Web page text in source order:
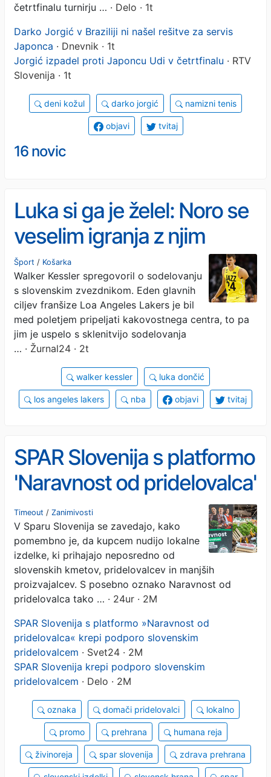
četrtfinalu turnirju … · Delo · 1t
Darko Jorgić v Braziliji ni našel rešitve za servis
Japonca · Dnevnik · 1t
Jorgić izpadel proti Japoncu Udi v četrtfinalu · RTV
Slovenija · 1t
deni kožul darko jorgić namizni tenis
objavi tvitaj
16 novic
Luka si ga je želel: Noro se
veselim igranja z njim
Šport / Košarka
Walker Kessler spregovoril o sodelovanju
s slovenskim zvezdnikom. Eden glavnih
ciljev franšize Loa Angeles Lakers je bil
med poletjem pripeljati kakovostnega centra, to pa
jim je uspelo s sklenitvijo sodelovanja
… · Žurnal24 · 2t
walker kessler luka dončić
los angeles lakers nba objavi tvitaj
SPAR Slovenija s platformo
'Naravnost od pridelovalca'
krepi podporo slovenskim
pridelovalcem
Timeout / Zanimivosti
V Sparu Slovenija se zavedajo, kako
pomembno je, da kupcem nudijo lokalne
izdelke, ki prihajajo neposredno od
slovenskih kmetov, pridelovalcev in manjših
proizvajalcev. S posebno oznako Naravnost od
pridelovalca tako … · 24ur · 2M
SPAR Slovenija s platformo »Naravnost od
pridelovalca« krepi podporo slovenskim
pridelovalcem · Svet24 · 2M
SPAR Slovenija krepi podporo slovenskim
pridelovalcem · Delo · 2M
oznaka domači pridelovalci lokalno
promo prehrana humana reja
živinoreja spar slovenija zdrava prehrana